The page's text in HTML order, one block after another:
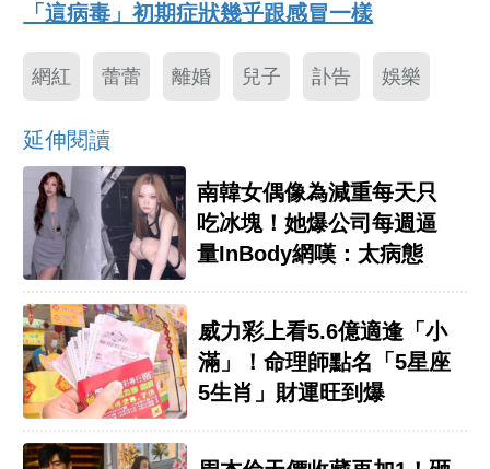
「這病毒」初期症狀幾乎跟感冒一樣
網紅 蕾蕾 離婚 兒子 訃告 娛樂
延伸閱讀
南韓女偶像為減重每天只
吃冰塊！她爆公司每週逼
量InBody網嘆：太病態
威力彩上看5.6億適逢「小
滿」！命理師點名「5星座
5生肖」財運旺到爆